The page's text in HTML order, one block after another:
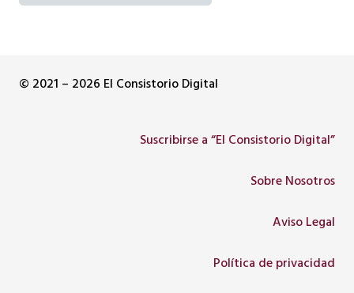
© 2021 – 2026 El Consistorio Digital
Suscribirse a “El Consistorio Digital”
Sobre Nosotros
Aviso Legal
Política de privacidad